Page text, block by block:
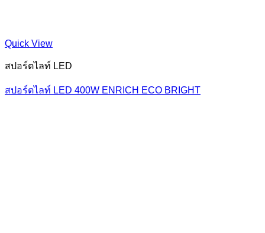
Quick View
สปอร์ตไลท์ LED
สปอร์ตไลท์ LED 400W ENRICH ECO BRIGHT